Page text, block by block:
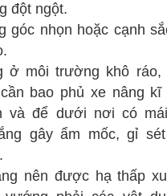
đột ngột.
góc nhọn hoặc cạnh
ở môi trường khô ráo,
bao phủ xe nâng kĩ
và để dưới nơi có
gây ẩm mốc, gỉ
nên được hạ thấp